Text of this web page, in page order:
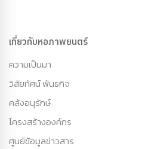
เกี่ยวกับหอภาพยนตร์
ความเป็นมา
วิสัยทัศน์ พันธกิจ
คลังอนุรักษ์
โครงสร้างองค์กร
ศูนย์ข้อมูลข่าวสาร